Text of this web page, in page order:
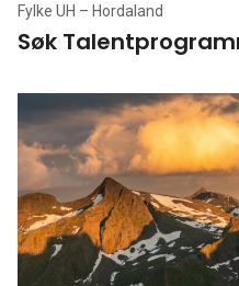
Fylke UH – Hordaland
Søk